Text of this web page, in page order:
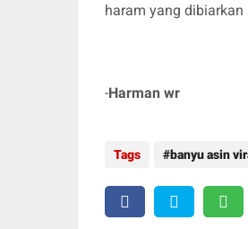
haram yang dibiarkan
-Harman wr
Tags banyu asin